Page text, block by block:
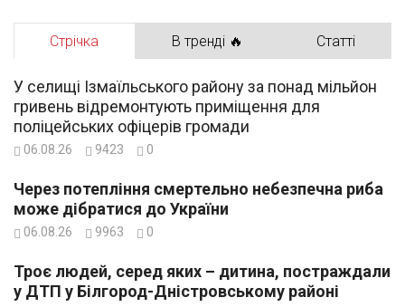
Стрічка В тренді 🔥 Статті
У селищі Ізмаїльського району за понад мільйон
гривень відремонтують приміщення для
поліцейських офіцерів громади
06.08.26 9423 0
Через потепління смертельно небезпечна риба
може дібратися до України
06.08.26 9963 0
Троє людей, серед яких – дитина, постраждали
у ДТП у Білгород-Дністровському районі